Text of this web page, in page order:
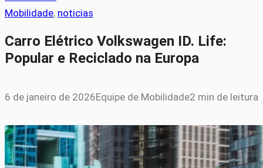
Mobilidade, noticias
Carro Elétrico Volkswagen ID. Life:
Popular e Reciclado na Europa
6 de janeiro de 2026Equipe de Mobilidade2 min de leitura